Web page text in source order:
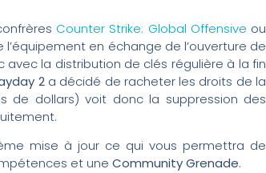
Counter Strike: Global Offensive ou
en échange de l’ouverture de
avec la distribution de clés régulière à la fin
2a décidé de racheter les droits de la
de dollars) voit donc la suppression des
mise à jour ce qui vous permettra de
et une Community Grenade.